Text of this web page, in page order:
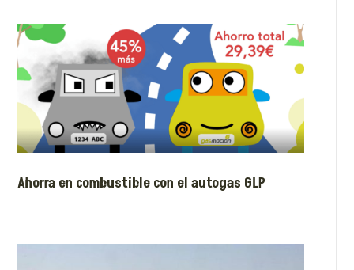
Ahorra en combustible con el autogas GLP